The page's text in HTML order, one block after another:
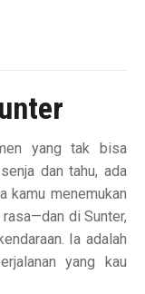
yang tak bisa
dan tahu, ada
kamu menemukan
di Sunter,
Ia adalah
yang kau